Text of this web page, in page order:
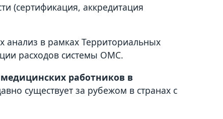
(сертификация, аккредитация
в рамках Территориальных
расходов системы ОМС.
работников в
существует за рубежом в странах с